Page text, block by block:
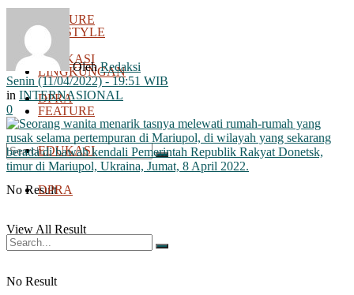
FEATURE
EDUKASI
DPRA
No Result
View All Result
LIFESTYLE
LINGKUNGAN
FEATURE
EDUKASI
DPRA
No Result
Oleh Redaksi
Senin (11/04/2022) - 19:51 WIB
in INTERNASIONAL
0